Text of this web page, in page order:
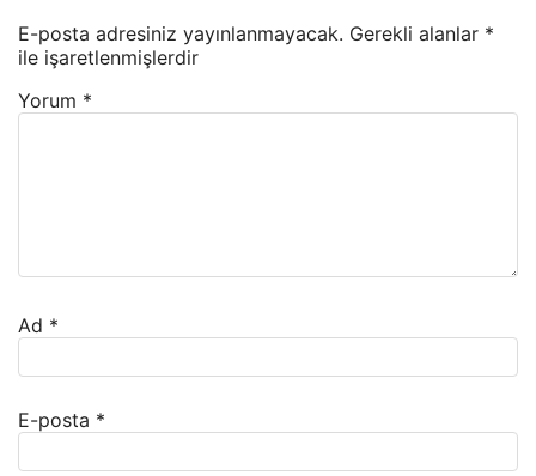
E-posta adresiniz yayınlanmayacak. Gerekli alanlar *
ile işaretlenmişlerdir
Yorum *
Ad *
E-posta *